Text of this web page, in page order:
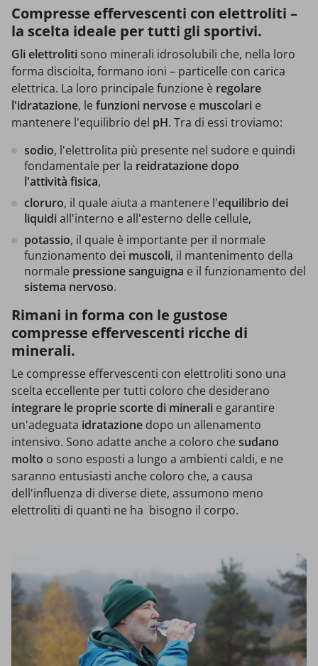
Compresse effervescenti con elettroliti –
la scelta ideale per tutti gli sportivi.
Gli elettroliti sono minerali idrosolubili che, nella loro
forma disciolta, formano ioni – particelle con carica
elettrica. La loro principale funzione è regolare
l'idratazione, le funzioni nervose e muscolari e
mantenere l'equilibrio del pH. Tra di essi troviamo:
sodio, l'elettrolita più presente nel sudore e quindi
fondamentale per la reidratazione dopo
l'attività fisica,
cloruro, il quale aiuta a mantenere l'equilibrio dei
liquidiall'interno e all'esterno delle cellule,
potassio, il quale è importante per il normale
funzionamento dei muscoli, il mantenimento della
normale pressione sanguigna e il funzionamento del
sistema nervoso.
Rimani in forma con le gustose
compresse effervescenti ricche di
minerali.
Le compresse effervescenti con elettroliti sono una
scelta eccellente per tutti coloro che desiderano
integrare le proprie scorte di minerali e garantire
un'adeguata idratazione dopo un allenamento
intensivo. Sono adatte anche a coloro che sudano
molto o sono esposti a lungo a ambienti caldi, e ne
saranno entusiasti anche coloro che, a causa
dell'influenza di diverse diete, assumono meno
elettroliti di quanti ne ha bisogno il corpo.